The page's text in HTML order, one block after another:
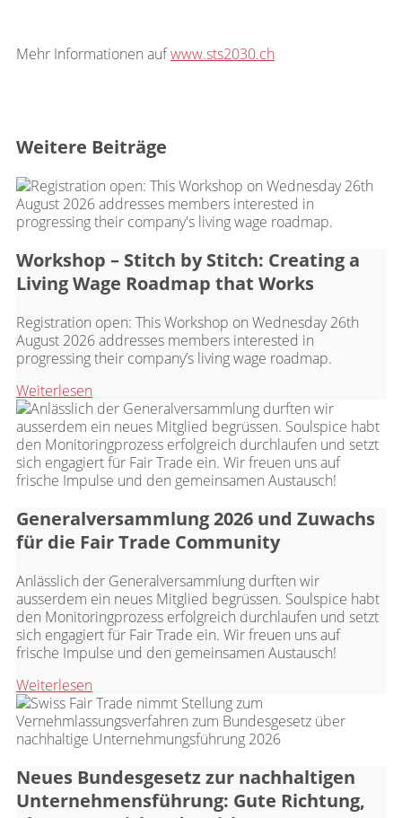
Mehr Informationen aufwww.sts2030.ch
Weitere Beiträge
Workshop – Stitch by Stitch: Creating a
Living Wage Roadmap that Works
Registration open: This Workshop on Wednesday 26th
August 2026 addresses members interested in
progressing their company’s living wage roadmap.
Weiterlesen
Generalversammlung 2026 und Zuwachs
für die Fair Trade Community
Anlässlich der Generalversammlung durften wir
ausserdem ein neues Mitglied begrüssen. Soulspice habt
den Monitoringprozess erfolgreich durchlaufen und setzt
sich engagiert für Fair Trade ein. Wir freuen uns auf
frische Impulse und den gemeinsamen Austausch!
Weiterlesen
Neues Bundesgesetz zur nachhaltigen
Unternehmensführung: Gute Richtung,